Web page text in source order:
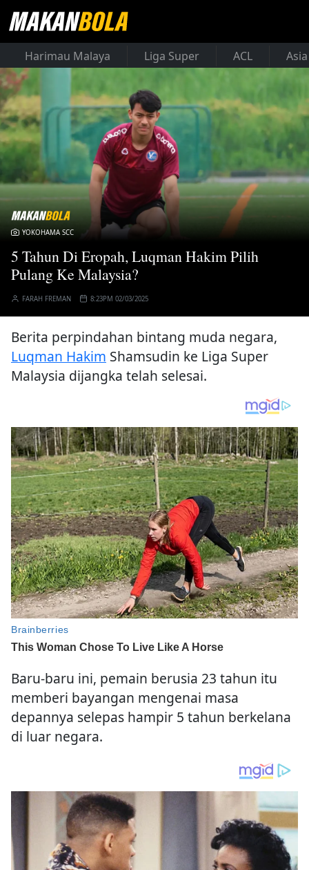
Harimau Malaya Liga Super ACL
YOKOHAMA SCC
5 Tahun Di Eropah, Luqman Hakim Pilih
Pulang Ke Malaysia?
FARAH FREMAN 8:23PM 02/03/2025
Berita perpindahan bintang muda negara,
Luqman Hakim Shamsudin ke Liga Super
Malaysia dijangka telah selesai.
Baru-baru ini, pemain berusia 23 tahun itu
memberi bayangan mengenai masa
depannya selepas hampir 5 tahun berkelana
di luar negara.